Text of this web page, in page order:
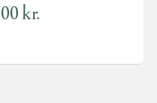
kr.